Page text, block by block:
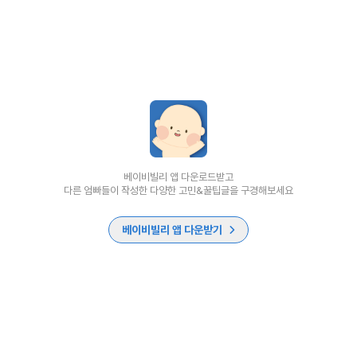
베이비빌리 앱 다운로드받고
다른 엄빠들이 작성한 다양한 고민&꿀팁글을 구경해보세요
베이비빌리 앱 다운받기